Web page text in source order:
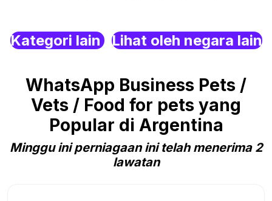
Kategori lain Lihat oleh negara lain
WhatsApp Business Pets /
Vets / Food for pets yang
Popular di Argentina
Minggu ini perniagaan ini telah menerima 2
lawatan